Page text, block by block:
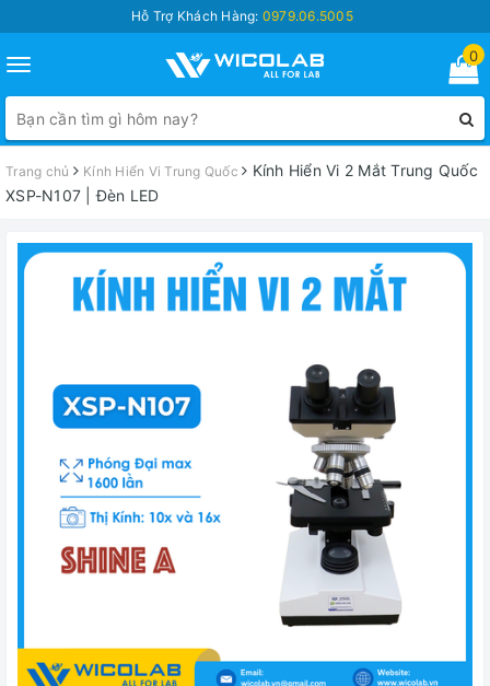
Hỗ Trợ Khách Hàng: 0979.06.5005
Toggle
navigation
0
Trang chủ Kính Hiển Vi Trung Quốc
Kính Hiển Vi 2 Mắt Trung Quốc
XSP-N107 | Đèn LED